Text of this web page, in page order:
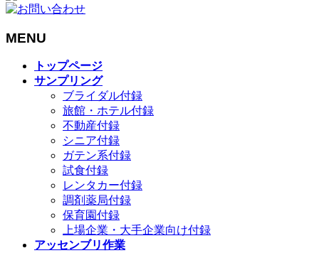
MENU
トップページ
サンプリング
ブライダル付録
旅館・ホテル付録
不動産付録
シニア付録
ガテン系付録
試食付録
レンタカー付録
調剤薬局付録
保育園付録
上場企業・大手企業向け付録
アッセンブリ作業
▼